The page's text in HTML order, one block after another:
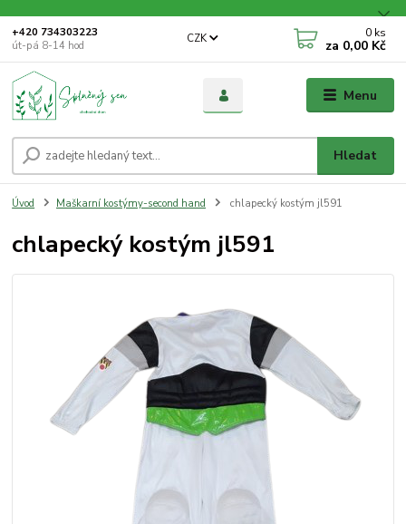
Menu
CZK
Hledat
+420 734303223
út-pá 8-14 hod
0 ks
za 0,00 Kč
Úvod Maškarní kostýmy-second hand chlapecký kostým jl591
chlapecký kostým jl591